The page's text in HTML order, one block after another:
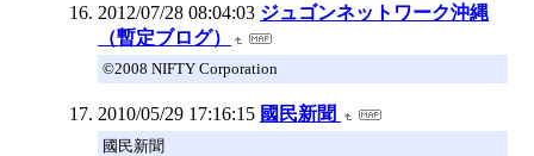
2012/07/28 08:04:03 ジュゴンネットワーク沖縄
（暫定ブログ）
©2008 NIFTY Corporation
2010/05/29 17:16:15 國民新聞
國民新聞